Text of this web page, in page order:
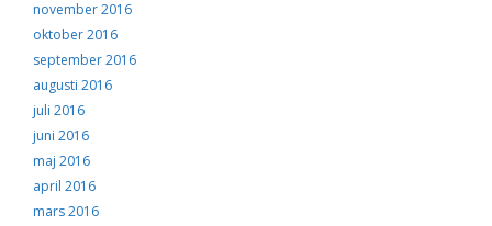
november 2016
oktober 2016
september 2016
augusti 2016
juli 2016
juni 2016
maj 2016
april 2016
mars 2016